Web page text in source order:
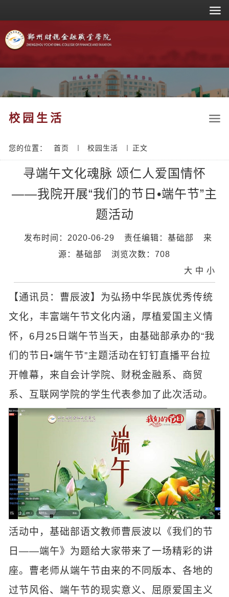
校园生活
您的位置： 首页 校园生活 正文
寻端午文化魂脉 颂仁人爱国情怀
——我院开展“我们的节日•端午节”主
题活动
发布时间：2020-06-29 责任编辑：基础部
来
源：基础部
浏览次数：708
大 中 小
【通讯员：曹辰波】为弘扬中华民族优秀传统
文化，丰富端午节文化内涵，厚植爱国主义情
怀，6月25日端午节当天，由基础部承办的“我
们的节日•端午节”主题活动在钉钉直播平台拉
开帷幕，来自会计学院、财税金融系、商贸
系、互联网学院的学生代表参加了此次活动。
活动中，基础部语文教师曹辰波以《我们的节
日——端午》为题给大家带来了一场精彩的讲
座。曹老师从端午节由来的不同版本、各地的
过节风俗、端午节的现实意义、屈原爱国主义